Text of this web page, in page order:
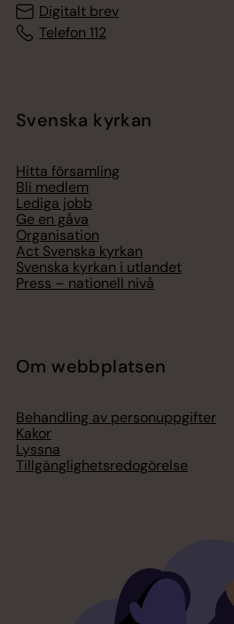
Digitalt brev
Telefon 112
Svenska kyrkan
Hitta församling
Bli medlem
Lediga jobb
Ge en gåva
Organisation
Act Svenska kyrkan
Svenska kyrkan i utlandet
Press – nationell nivå
Om webbplatsen
Behandling av personuppgifter
Kakor
Lyssna
Tillgänglighetsredogörelse